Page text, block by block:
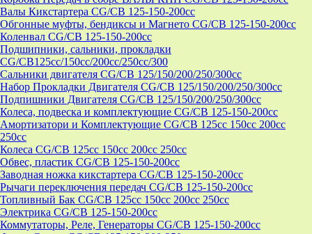
Валы Кикстартера CG/CB 125-150-200cc
Обгонные муфты, бендиксы и Магнето CG/CB 125-150-200cc
Коленвал CG/CB 125-150-200cc
Подшипники, сальники, прокладки
CG/CB125сс/150cc/200cc/250cc/300
Сальники двигателя CG/CB 125/150/200/250/300cc
Набор Прокладки Двигателя CG/CB 125/150/200/250/300cc
Подпишники Двигателя CG/CB 125/150/200/250/300cc
Колеса, подвеска и комплектующие CG/CB 125-150-200cc
Амортизатори и Комплектующие CG/CB 125cc 150cc 200cc
250cc
Колеса CG/CB 125cc 150cc 200cc 250cc
Обвес, пластик CG/CB 125-150-200cc
Заводная ножка кикстартера CG/CB 125-150-200cc
Рычаги переключения передач CG/CB 125-150-200cc
Топливный Бак CG/CB 125cc 150cc 200cc 250cc
Электрика CG/CB 125-150-200cc
Коммутаторы, Реле, Генераторы CG/CB 125-150-200cc